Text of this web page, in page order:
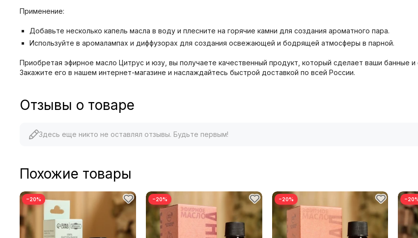
Применение:
Добавьте несколько капель масла в воду и плесните на горячие камни для создания ароматного пара.
Используйте в аромалампах и диффузорах для создания освежающей и бодрящей атмосферы в парной.
Приобретая эфирное масло Цитрус и юзу, вы получаете качественный продукт, который сделает ваши банные
Закажите его в нашем интернет-магазине и наслаждайтесь быстрой доставкой по всей России.
Отзывы о товаре
Здесь еще никто не оставлял отзывы. Будьте первым!
Похожие товары
−20% −20% −20%